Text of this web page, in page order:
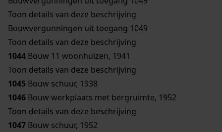
Toon details van deze beschrijving
Bouwvergunningen uit toegang 1049
Toon details van deze beschrijving
1044 Bouw 11 woonhuizen, 1941
Toon details van deze beschrijving
1045 Bouw schuur, 1938
1046 Bouw werkplaats met bergruimte, 1952
Toon details van deze beschrijving
1047 Bouw schuur, 1952